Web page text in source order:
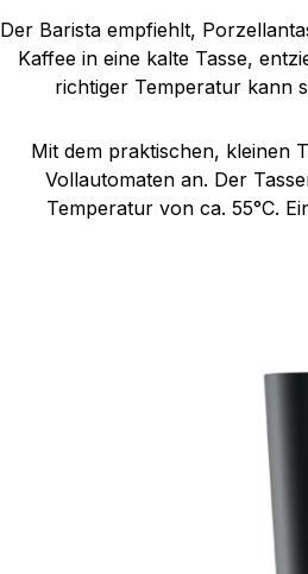
Der Barista empfiehlt,
Kaffee in eine kalte Tasse,
richtiger Temperatur kann
Mit dem praktischen, kleinen
Vollautomaten an. Der
Temperatur von ca. 55°C.